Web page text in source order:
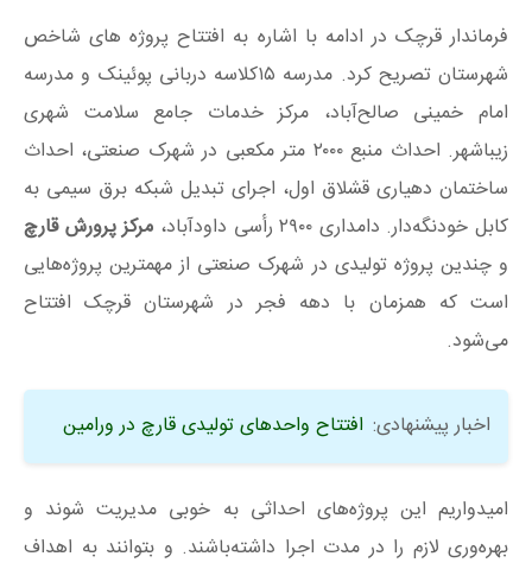
فرماندار قرچک در ادامه با اشاره به افتتاح پروژه های شاخص
شهرستان تصریح کرد. مدرسه ۱۵کلاسه دربانی پوئینک و مدرسه
امام خمینی صالح‌آباد، مرکز خدمات جامع سلامت شهری
زیباشهر. احداث منبع ۲۰۰۰ متر مکعبی در شهرک صنعتی، احداث
ساختمان دهیاری قشلاق اول، اجرای تبدیل شبکه برق سیمی به
کابل خودنگه‌دار. دامداری ۲۹۰۰ رأسی داودآباد،
مرکز پرورش قارچ
و چندین پروژه تولیدی در شهرک صنعتی از مهمترین پروژه‌هایی
است که همزمان با دهه فجر در شهرستان قرچک افتتاح
می‌شود.
اخبار پیشنهادی: افتتاح واحدهای تولیدی قارچ در ورامین
امیدواریم این پروژه‌های احداثی به خوبی مدیریت شوند و
بهره‌وری لازم را در مدت اجرا داشته‌باشند. و بتوانند به اهداف